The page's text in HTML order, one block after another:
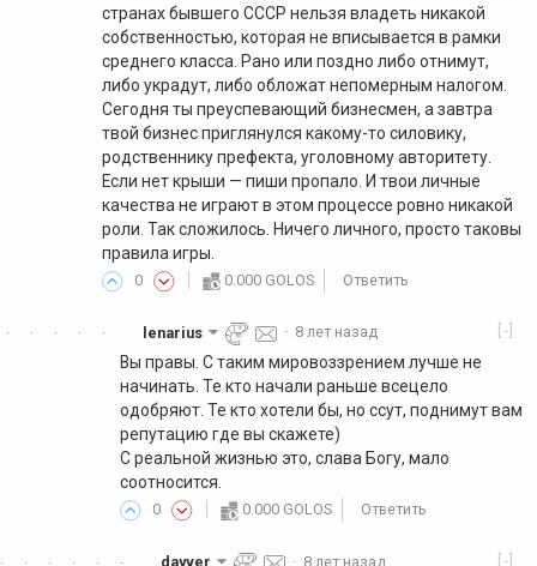
странах бывшего СССР нельзя владеть никакой
собственностью, которая не вписывается в рамки
среднего класса. Рано или поздно либо отнимут,
либо украдут, либо обложат непомерным налогом.
Сегодня ты преуспевающий бизнесмен, а завтра
твой бизнес приглянулся какому-то силовику,
родственнику префекта, уголовному авторитету.
Если нет крыши — пиши пропало. И твои личные
качества не играют в этом процессе ровно никакой
роли. Так сложилось. Ничего личного, просто таковы
правила игры.
0 0.000 GOLOS Ответить
·
·
·
·
· [-]
lenarius · 8 лет назад
Вы правы. С таким мировоззрением лучше не
начинать. Те кто начали раньше всецело
одобряют. Те кто хотели бы, но ссут, поднимут вам
репутацию где вы скажете)
С реальной жизнью это, слава Богу, мало
соотносится.
0 0.000 GOLOS Ответить
[-]
dayver · 8 лет назад